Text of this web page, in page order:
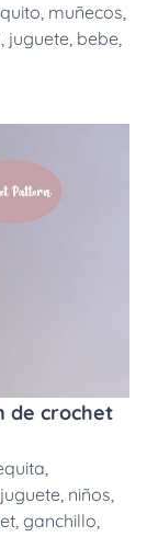
, muñecos,
, juguete, bebe,
de crochet
,
juguete, niños,
, ganchillo,